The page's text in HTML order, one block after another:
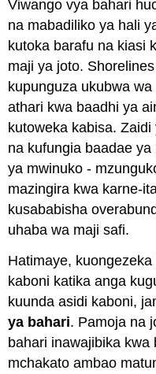
Viwango vya bahari
na mabadiliko ya hali
kutoka barafu na kiasi
maji ya joto.
kupunguza ukubwa
athari kwa baadhi ya
kutoweka kabisa.
na kufungia baadae
ya mwinuko -
mazingira kwa karne-
kusababisha
uhaba wa maji safi.
Hatimaye,
kaboni katika anga
kuunda asidi kaboni,
ya bahari. Pamoja na
bahari inawajibika kwa
mchakato ambao